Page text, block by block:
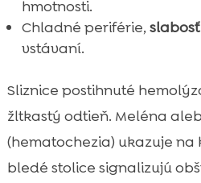
hmotnosti.
Chladné periférie,
vstávaní.
Sliznice postihnuté
žltkastý odtieň. Meléna
(hematochezia) ukazuje
bledé stolice signalizujú